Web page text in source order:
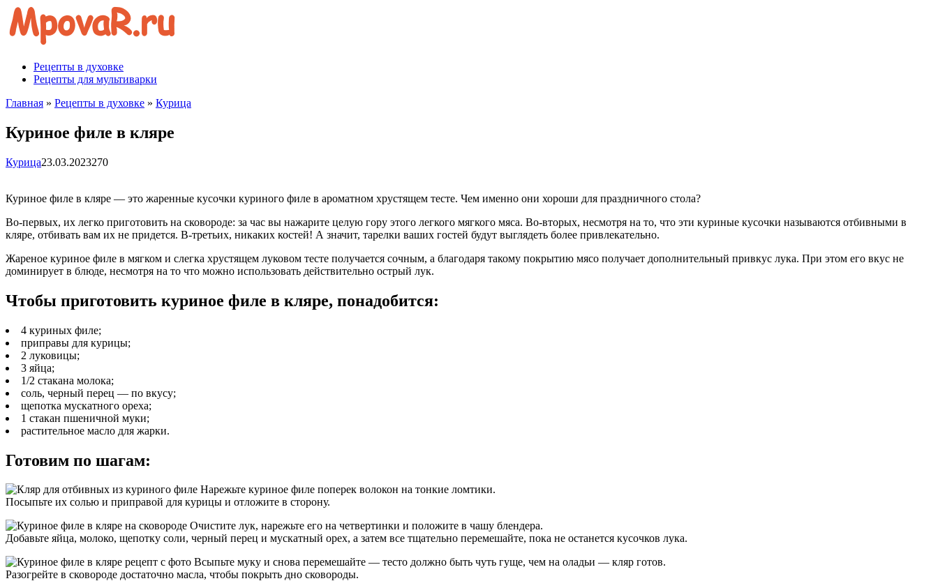
Перейти
контенту
Рецепты в духовке
Рецепты для мультиварки
Главная » Рецепты в духовке » Курица
Куриное филе в кляре
Курица23.03.2023270
Куриное филе в кляре — это жаренные кусочки куриного филе в ароматном хрустящем тесте. Чем именно они хороши для праздничного стола?
Во-первых, их легко приготовить на сковороде: за час вы нажарите целую гору этого легкого мягкого мяса. Во-вторых, несмотря на то, что эти куриные кусочки называются отбивными в
кляре, отбивать вам их не придется. В-третьих, никаких костей! А значит, тарелки ваших гостей будут выглядеть более привлекательно.
Жареное куриное филе в мягком и слегка хрустящем луковом тесте получается сочным, а благодаря такому покрытию мясо получает дополнительный привкус лука. При этом его вкус не
доминирует в блюде, несмотря на то что можно использовать действительно острый лук.
Чтобы приготовить куриное филе в кляре, понадобится:
4 куриных филе;
приправы для курицы;
2 луковицы;
3 яйца;
1/2 стакана молока;
соль, черный перец — по вкусу;
щепотка мускатного ореха;
1 стакан пшеничной муки;
растительное масло для жарки.
Готовим по шагам:
Нарежьте куриное филе поперек волокон на тонкие ломтики.
Посыпьте их солью и приправой для курицы и отложите в сторону.
Очистите лук, нарежьте его на четвертинки и положите в чашу блендера.
Добавьте яйца, молоко, щепотку соли, черный перец и мускатный орех, а затем все тщательно перемешайте, пока не останется кусочков лука.
Всыпьте муку и снова перемешайте — тесто должно быть чуть гуще, чем на оладьи — кляр готов.
Разогрейте в сковороде достаточно масла, чтобы покрыть дно сковороды.